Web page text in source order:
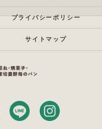
プライバシーポリシー
サイトマップ